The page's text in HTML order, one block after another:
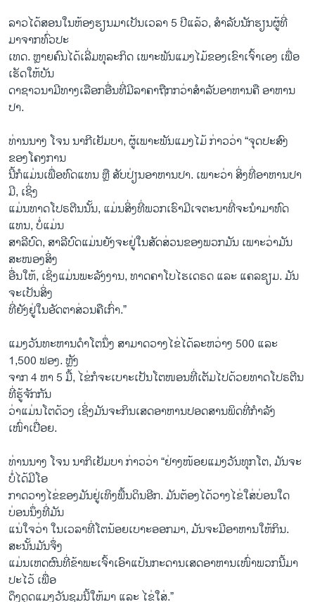
ລາວໄດ້ສອນໃນຫ້ອງຮຽນມາເປັນເວລາ 5 ປີແລ້ວ, ສຳລັບນັກຮຽນຜູ້ທີ່
ມາຈາກທົ່ວປະ
ເທດ. ຫຼາຍຄົນໄດ້ເລີ່ມທຸລະກິດ ເພາະພັນແມງໄມ້ຂອງເຂົາເຈົ້າເອງ ເພື່ອ
ເຮັດໃຫ້ບັນ
ດາຊາວນາມີທາງເລືອກອື່ນທີ່ມີລາຄາຖືກກວ່າສຳລັບອາຫານຄື ອາຫານ
ປາ.
ທ່ານນາງ ໂຈນ ນາກີເຢັມບາ, ຜູ້ເພາະພັນແມງໄມ້ ກ່າວວ່າ “ຈຸດປະສົງ
ຂອງໂຄງການ
ນີ້ກໍແມ່ນເພື່ອທົດແທນ ຫຼື ສັບປ່ຽນອາຫານປາ. ເພາະວ່າ ສິ່ງທີ່ອາຫານປາ
ມີ, ເຊິ່ງ
ແມ່ນທາດໂປຣຕີນນັ້ນ, ແມ່ນສິ່ງທີ່ພວກເຮົາມີເຈຕະນາທີ່ຈະນຳມາທົດ
ແທນ, ບໍ່ແມ່ນ
ສາລີບົດ, ສາລີບົດແມ່ນຍັງຈະຢູ່ໃນສັດສ່ວນຂອງພວກມັນ ເພາະວ່າມັນ
ສະໜອງສິ່ງ
ອື່ນໃຫ້, ເຊິ່ງແມ່ນພະລັງງານ, ທາດຄາໂບໄຮເດຣດ ແລະ ແຄລຊຽມ. ມັນ
ຈະເປັນສິ່ງ
ທີ່ຍັງຢູ່ໃນອັດຕາສ່ວນຄືເກົ່າ.”
ແມງວັນທະຫານດຳໂຕນຶ່ງ ສາມາດວາງໄຂ່ໄດ້ລະຫວ່າງ 500 ແລະ
1,500 ຟອງ. ຫຼັງ
ຈາກ 4 ຫາ 5 ມື້, ໄຂ່ກໍຈະເບາະເປັນໂຕໜອນທີ່ເຕັມໄປດ້ວຍທາດໂປຣຕີນ
ທີ່ຮູ້ຈັກກັນ
ວ່າແມ່ນໂຕດ້ວງ ເຊິ່ງມັນຈະກິນເສດອາຫານປອດສານພິດທີ່ກຳລັງ
ເໜົ່າເປື່ອຍ.
ທ່ານນາງ ໂຈນ ນາກິເຢັມບາ ກ່າວວ່າ “ຢ່າງໜ້ອຍແມງວັນທຸກໂຕ, ມັນຈະ
ບໍ່ໄດ້ມີໂອ
ກາດວາງໄຂ່ຂອງມັນຢູ່ເທິງພື້ນດິນອີກ. ມັນຕ້ອງໄດ້ວາງໄຂ່ໃສ່ບ່ອນໃດ
ບ່ອນນຶ່ງທີ່ມັນ
ແນ່ໃຈວ່າ ໃນເວລາທີ່ໂຕນ້ອຍເບາະອອກມາ, ມັນຈະມີອາຫານໃຫ້ກິນ.
ສະນັ້ນມັນຈຶ່ງ
ແມ່ນເຫດຜົນທີ່ຂ້າພະເຈົ້າເອົາແປ້ນກະດານເສດອາຫານເໜົ່າພວກນີ້ມາ
ປະໄວ້ ເພື່ອ
ດຶງດູດແມງວັນຊຸມນີ້ໃຫ້ມາ ແລະ ໄຂ່ໃສ່.”